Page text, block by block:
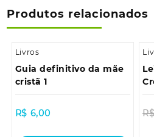
Produtos relacionados
Livros
Guia definitivo da mãe
cristã 1
R$ 6,00